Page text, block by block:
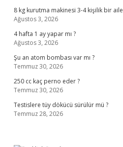
8 kg kurutma makinesi 3-4 kişilik bir
Ağustos 3, 2026
4 hafta 1 ay yapar mı ?
Ağustos 3, 2026
Şu an atom bombası var mı ?
Temmuz 30, 2026
250 cc kaç perno eder ?
Temmuz 30, 2026
Testislere tüy dökücü sürülür mü ?
Temmuz 28, 2026